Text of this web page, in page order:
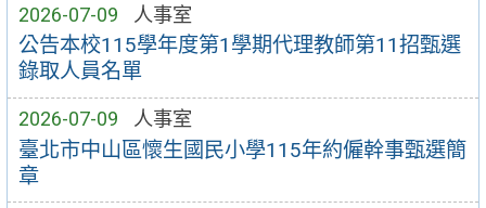
2026-07-09 人事室
公告本校115學年度第1學期代理教師第11招甄選
錄取人員名單
2026-07-09 人事室
臺北市中山區懷生國民小學115年約僱幹事甄選簡
章